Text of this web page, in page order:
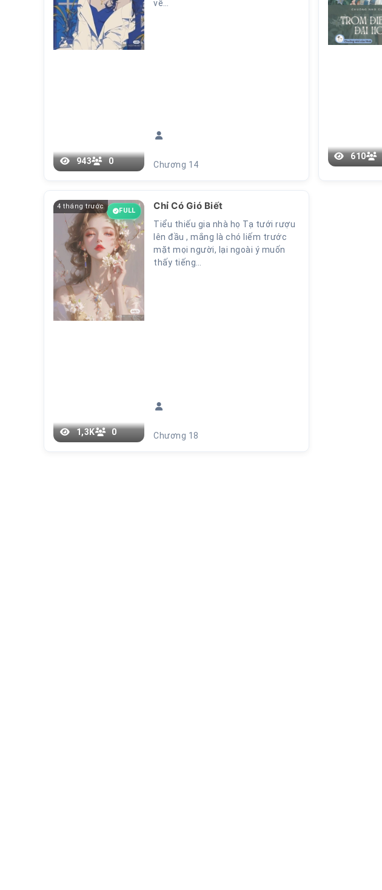
943 0
về…
Chương 14
610
4 tháng trước
FULL
1,3K 0
Chỉ Có Gió Biết
Tiểu thiếu gia nhà họ Tạ tưới rượu
lên đầu , mắng là chó liếm trước
mặt mọi người, lại ngoài ý muốn
thấy tiếng…
Chương 18